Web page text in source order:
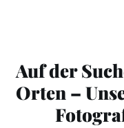
Auf der
Orten –